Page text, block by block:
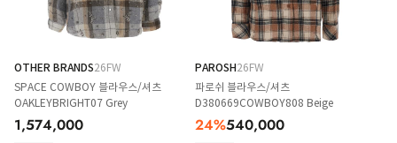
OTHER BRANDS26FW
SPACE COWBOY 블라우스/셔츠
OAKLEYBRIGHT07 Grey
1,574,000
PAROSH26FW
파로쉬 블라우스/셔츠
D380669COWBOY808 Beige
24%540,000